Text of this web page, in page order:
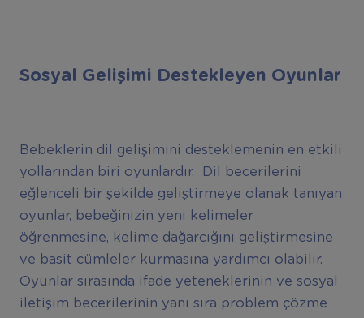
Sosyal Gelişimi Destekleyen Oyunlar
Bebeklerin dil gelişimini desteklemenin en etkili
yollarından biri oyunlardır. Dil becerilerini
eğlenceli bir şekilde geliştirmeye olanak tanıyan
oyunlar, bebeğinizin yeni kelimeler
öğrenmesine, kelime dağarcığını geliştirmesine
ve basit cümleler kurmasına yardımcı olabilir.
Oyunlar sırasında ifade yeteneklerinin ve sosyal
iletişim becerilerinin yanı sıra problem çözme